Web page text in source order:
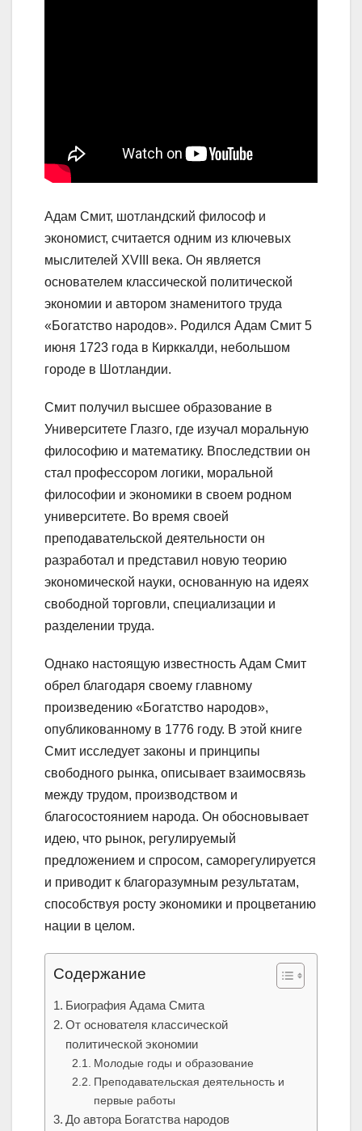
Адам Смит, шотландский философ и
экономист, считается одним из ключевых
мыслителей XVIII века. Он является
основателем классической политической
экономии и автором знаменитого труда
«Богатство народов». Родился Адам Смит 5
июня 1723 года в Кирккалди, небольшом
городе в Шотландии.
Смит получил высшее образование в
Университете Глазго, где изучал моральную
философию и математику. Впоследствии он
стал профессором логики, моральной
философии и экономики в своем родном
университете. Во время своей
преподавательской деятельности он
разработал и представил новую теорию
экономической науки, основанную на идеях
свободной торговли, специализации и
разделении труда.
Однако настоящую известность Адам Смит
обрел благодаря своему главному
произведению «Богатство народов»,
опубликованному в 1776 году. В этой книге
Смит исследует законы и принципы
свободного рынка, описывает взаимосвязь
между трудом, производством и
благосостоянием народа. Он обосновывает
идею, что рынок, регулируемый
предложением и спросом, саморегулируется
и приводит к благоразумным результатам,
способствуя росту экономики и процветанию
нации в целом.
Содержание
Биография Адама Смита
От основателя классической
политической экономии
Молодые годы и образование
Преподавательская деятельность и
первые работы
До автора Богатства народов